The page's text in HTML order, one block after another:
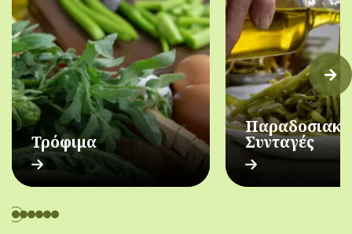
Τρόφιμα Συνταγές